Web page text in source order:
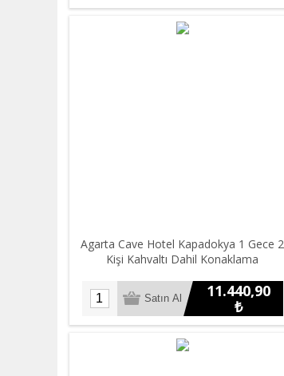
Agarta Cave Hotel Kapadokya 1 Gece 2
Kişi Kahvaltı Dahil Konaklama
11.440,90
₺